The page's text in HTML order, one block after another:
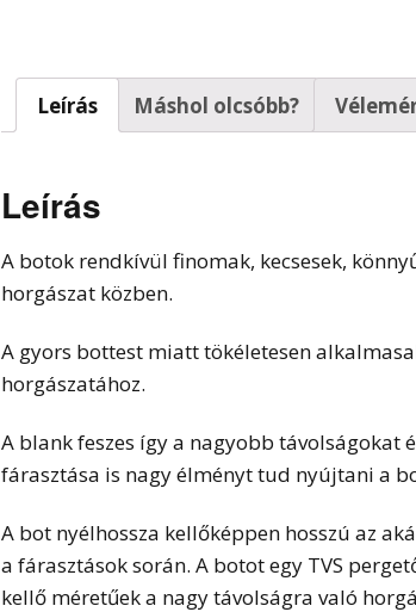
Leírás Máshol olcsóbb?
Leírás
A botok rendkívül finomak, kecsesek,
horgászat közben.
A gyors bottest miatt tökéletesen
horgászatához.
A blank feszes így a nagyobb távolságokat
fárasztása is nagy élményt tud nyújtani a
A bot nyélhossza kellőképpen hosszú az
a fárasztások során. A botot egy TVS
kellő méretűek a nagy távolságra való